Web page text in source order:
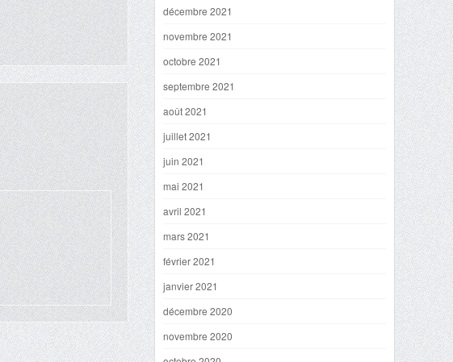
décembre 2021
novembre 2021
octobre 2021
septembre 2021
août 2021
juillet 2021
juin 2021
mai 2021
avril 2021
mars 2021
février 2021
janvier 2021
décembre 2020
novembre 2020